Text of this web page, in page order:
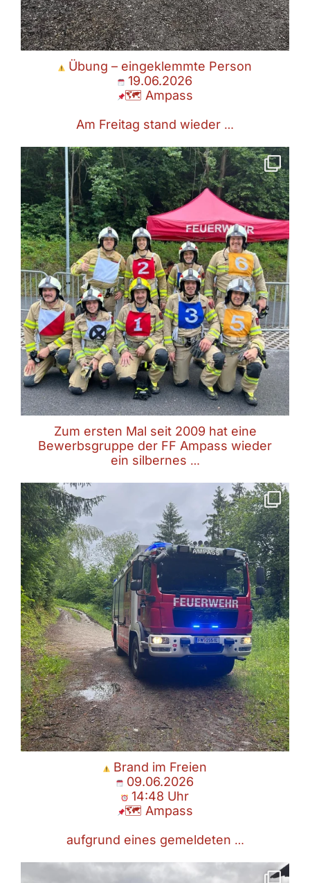
Übung – eingeklemmte Person
19.06.2026
🗺 Ampass
Am Freitag stand wieder …
Zum ersten Mal seit 2009 hat eine Bewerbsgruppe der FF Ampass
wieder ein silbernes...
Juni 13
Zum ersten Mal seit 2009 hat eine
Bewerbsgruppe der FF Ampass wieder
ein silbernes …
09.06.2026
14:48 Uhr
🗺 Ampass
aufgrund eines gemeldeten...
Juni 9
Brand im Freien
09.06.2026
14:48 Uhr
🗺 Ampass
aufgrund eines gemeldeten …
Fronleichnamsprozession